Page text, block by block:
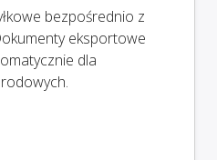
bezpośrednio z
eksportowe
dla